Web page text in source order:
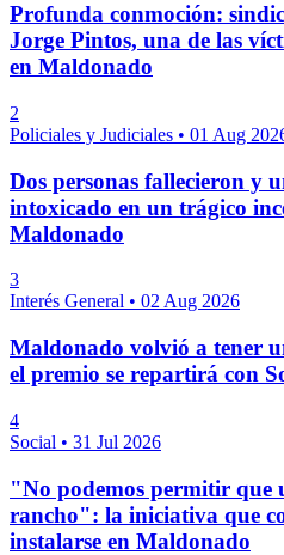
Profunda conmoción:
Jorge Pintos, una de las
en Maldonado
2
Policiales y Judiciales • 01 Aug
Dos personas fallecieron y
intoxicado en un trágico
Maldonado
3
Interés General • 02 Aug 2026
Maldonado volvió a tener
el premio se repartirá con
4
Social • 31 Jul 2026
"No podemos permitir que
rancho": la iniciativa que
instalarse en Maldonado